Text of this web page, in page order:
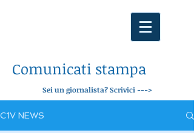
Comunicati stampa
Sei un giornalista? Scrivici --->
C1V NEWS